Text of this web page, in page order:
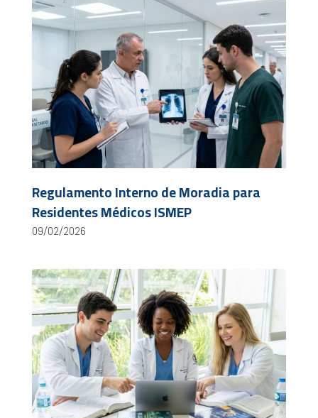
Regulamento Interno de Moradia para
Residentes Médicos ISMEP
09/02/2026